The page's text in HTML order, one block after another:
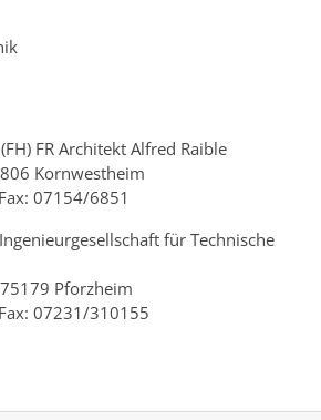
FR Architekt Alfred Raible
Kornwestheim
07154/6851
für Technische
Pforzheim
07231/310155